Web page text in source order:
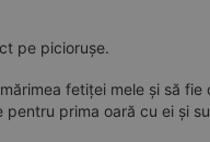
pe piciorușe.
fetiței mele și să fie
prima oară cu ei și